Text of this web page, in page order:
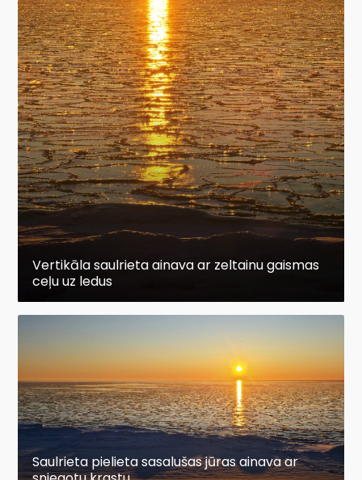
Vertikāla saulrieta ainava ar zeltainu gaismas
ceļu uz ledus
Saulrieta pielieta sasalušas jūras ainava ar